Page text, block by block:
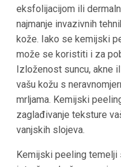
eksfolijacijom ili
najmanje invazivnih
kože. Iako se kemijski
može se koristiti i za
Izloženost suncu, akne
vašu kožu s
mrljama. Kemijski
zaglađivanje teksture
vanjskih slojeva.
Kemijski peeling temelji